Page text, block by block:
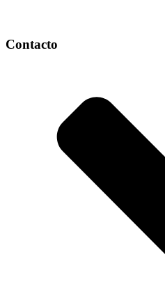
Contacto